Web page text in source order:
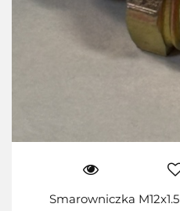
Smarowniczka